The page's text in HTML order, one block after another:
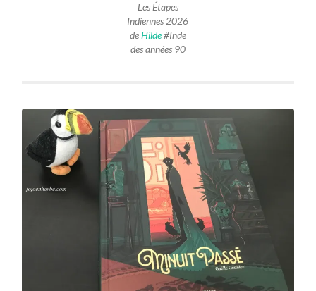
Les Étapes
Indiennes 2026
deHilde#Inde
des années 90